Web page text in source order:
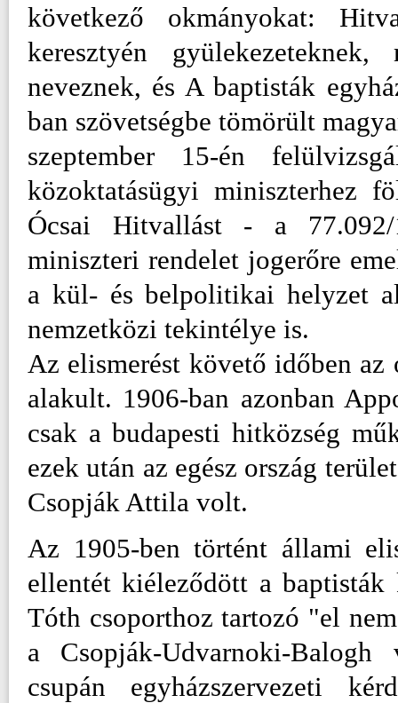
következő okmányokat:
keresztyén gyülekezeteknek,
neveznek, és A baptisták
ban szövetségbe tömörült
szeptember 15-én
közoktatásügyi miniszterhez
Ócsai Hitvallást - a
miniszteri rendelet jogerőre
a kül- és belpolitikai helyzet
nemzetközi tekintélye is.
Az elismerést követő időben
alakult. 1906-ban azonban
csak a budapesti hitközség
ezek után az egész ország
Csopják Attila volt.
Az 1905-ben történt állami
ellentét kiéleződött a
Tóth csoporthoz tartozó "el
a Csopják-Udvarnoki-
csupán egyházszervezeti